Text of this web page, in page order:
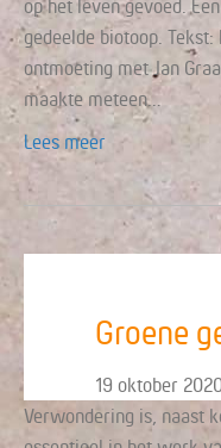
op het leven gevoed.
gedeelde biotoop.
ontmoeting met Jan
maakte meteen…
Lees meer
Groene
19 oktober
Verwondering is, naast